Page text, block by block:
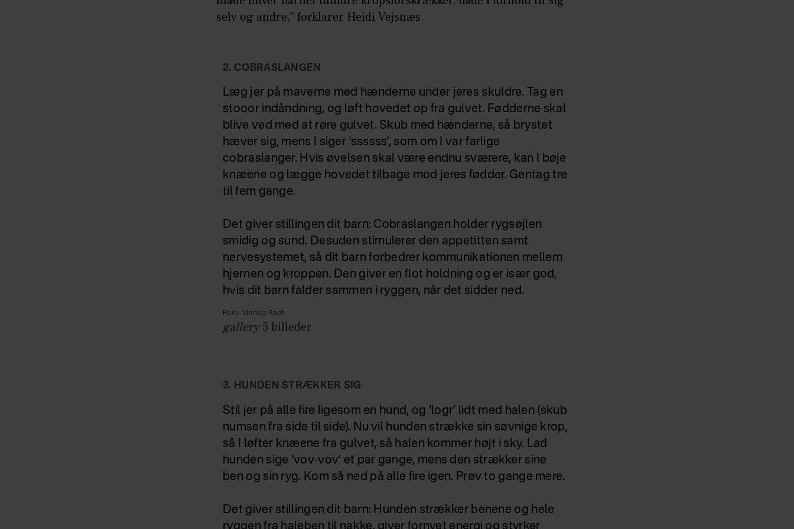
selv og andre,” forklarer Heidi Vejsnæs.
2. COBRASLANGEN
Læg jer på maverne med hænderne under jeres skuldre. Tag en
stooor indåndning, og løft hovedet op fra gulvet. Fødderne skal
blive ved med at røre gulvet. Skub med hænderne, så brystet
hæver sig, mens I siger ‘ssssss’, som om I var farlige
cobraslanger. Hvis øvelsen skal være endnu sværere, kan I bøje
knæene og lægge hovedet tilbage mod jeres fødder. Gentag tre
til fem gange.
Det giver stillingen dit barn: Cobraslangen holder rygsøjlen
smidig og sund. Desuden stimulerer den appetitten samt
nervesystemet, så dit barn forbedrer kommunikationen mellem
hjernen og kroppen. Den giver en flot holdning og er især god,
hvis dit barn falder sammen i ryggen, når det sidder ned.
Foto: Monica Bach
gallery 5 billeder
3. HUNDEN STRÆKKER SIG
Stil jer på alle fire ligesom en hund, og ‘logr’ lidt med halen (skub
numsen fra side til side). Nu vil hunden strække sin søvnige krop,
så I løfter knæene fra gulvet, så halen kommer højt i sky. Lad
hunden sige ‘vov-vov’ et par gange, mens den strækker sine
ben og sin ryg. Kom så ned på alle fire igen. Prøv to gange mere.
Det giver stillingen dit barn: Hunden strækker benene og hele
ryggen fra haleben til nakke, giver fornyet energi og styrker